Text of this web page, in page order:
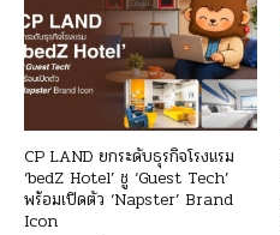
CP LAND ยกระดับธุรกิจโรงแรม
‘bedZ Hotel’ ชู ‘Guest Tech’
พร้อมเปิดตัว ‘Napster’ Brand
Icon